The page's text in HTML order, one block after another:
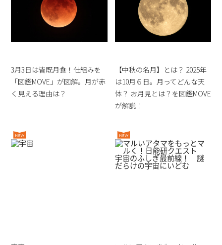
3月3日は皆既月食！仕組みを
「図鑑MOVE」が図解。月が赤
く見える理由は？
【中秋の名月】とは？ 2025年
は10月６日。月ってどんな天
体？ お月見とは？を図鑑MOVE
が解説！